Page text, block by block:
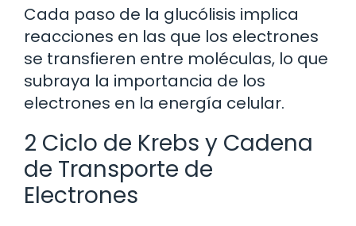
Cada paso de la glucólisis implica
reacciones en las que los electrones
se transfieren entre moléculas, lo que
subraya la importancia de los
electrones en la energía celular.
2 Ciclo de Krebs y Cadena
de Transporte de
Electrones